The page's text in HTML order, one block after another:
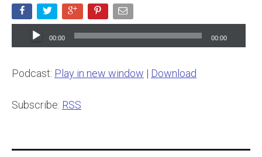
Audio
Player
00:00 00:00
Podcast: Play in new window | Download
Subscribe: RSS